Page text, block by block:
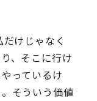
けじゃなく
、そこに行け
っているけ
そういう価値